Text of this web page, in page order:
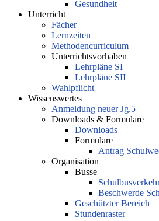
Gesundheit
Unterricht
Fächer
Lernzeiten
Methodencurriculum
Unterrichtsvorhaben
Lehrpläne SI
Lehrpläne SII
Wahlpflicht
Wissenswertes
Anmeldung neuer Jg.5
Downloads & Formulare
Downloads
Formulare
Antrag
Organisation
Busse
Beschwerde
Geschützter Bereich
Stundenraster